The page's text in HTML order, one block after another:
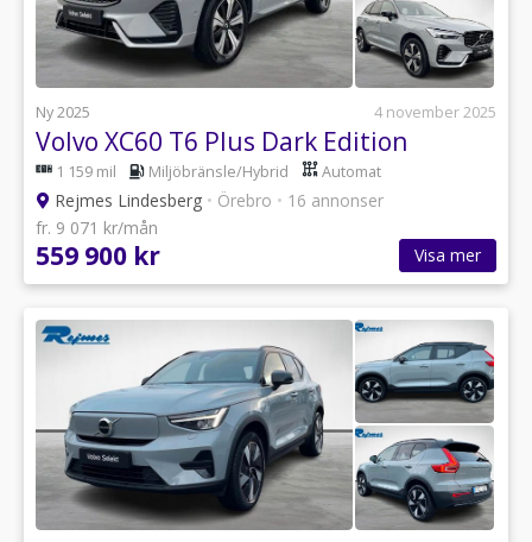
Ny 2025 4 november 2025
Volvo XC60 T6 Plus Dark Edition
1 159 mil Miljöbränsle/Hybrid Automat
Rejmes Lindesberg • Örebro • 16 annonser
fr. 9 071 kr/mån
559 900 kr Visa mer